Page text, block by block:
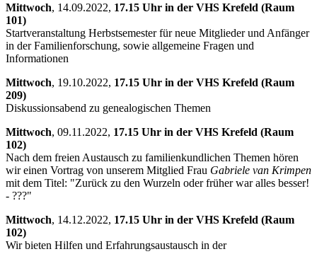
Mittwoch, 14.09.2022, 17.15 Uhr in der VHS Krefeld (Raum
101)
Startveranstaltung Herbstsemester für neue Mitglieder und Anfänger
in der Familienforschung, sowie allgemeine Fragen und
Informationen
Mittwoch, 19.10.2022, 17.15 Uhr in der VHS Krefeld (Raum
209)
Diskussionsabend zu genealogischen Themen
Mittwoch, 09.11.2022, 17.15 Uhr in der VHS Krefeld (Raum
102)
Nach dem freien Austausch zu familienkundlichen Themen hören
wir einen Vortrag von unserem Mitglied Frau Gabriele van Krimpen
mit dem Titel: "Zurück zu den Wurzeln oder früher war alles besser!
- ???"
Mittwoch, 14.12.2022, 17.15 Uhr in der VHS Krefeld (Raum
102)
Wir bieten Hilfen und Erfahrungsaustausch in der